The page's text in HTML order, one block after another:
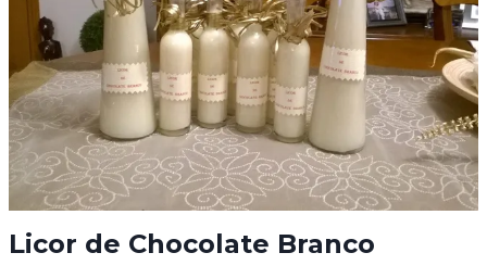
Licor de Chocolate Branco